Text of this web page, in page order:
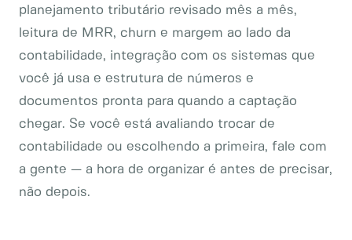
planejamento tributário revisado mês a mês,
leitura de MRR, churn e margem ao lado da
contabilidade, integração com os sistemas que
você já usa e estrutura de números e
documentos pronta para quando a captação
chegar. Se você está avaliando trocar de
contabilidade ou escolhendo a primeira, fale com
a gente — a hora de organizar é antes de precisar,
não depois.